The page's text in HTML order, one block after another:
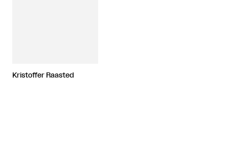
Kristoffer Raasted